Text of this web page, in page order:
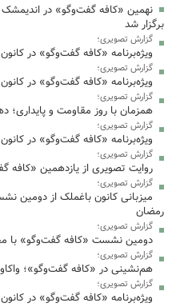
نهمین «کافه گفت‌وگو» در
برگزار شد
گزارش تصویری؛
ویژه‌برنامه «کافه گفت‌وگو» در
گزارش تصویری؛
ویژه‌برنامه «کافه گفت‌وگو» در
گزارش تصویری؛
همزمان با روز مقاومت و پایداری؛
گزارش تصویری؛
ویژه‌برنامه «کافه گفت‌وگو» در
گزارش تصویری؛
روایت تصویری از یازدهمین
گزارش تصویری؛
میزبانی کانون باغملک از دومین
رمضان
گزارش تصویری؛
دومین نشست «کافه گفت‌وگو» با
گزارش تصویری؛
هم‌نشینی در «کافه گفت‌وگو»؛
گزارش تصویری؛
ویژه‌برنامه «کافه گفت‌وگو» در